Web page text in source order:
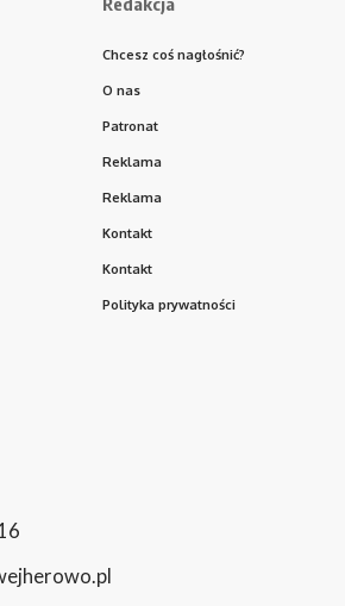
Chcesz coś nagłośnić?
O nas
Patronat
Reklama
Reklama
Kontakt
Kontakt
Polityka prywatności